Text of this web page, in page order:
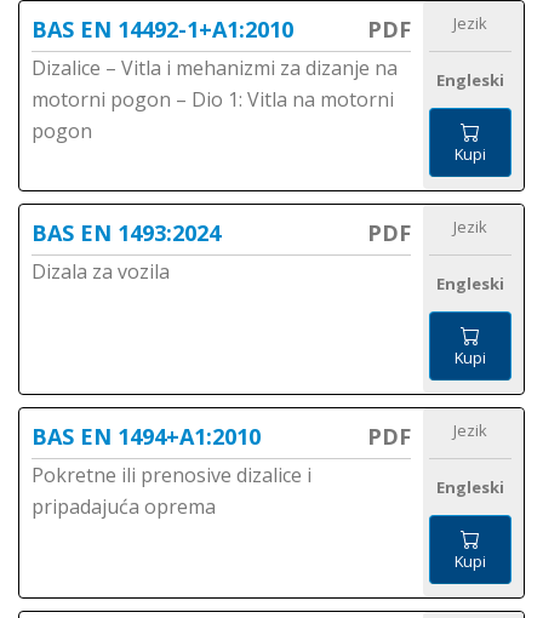
BAS EN 14492-1+A1:2010 PDF
Dizalice – Vitla i mehanizmi za dizanje na
motorni pogon – Dio 1: Vitla na motorni
pogon
Jezik
Engleski
Kupi
BAS EN 1493:2024 PDF
Dizala za vozila
Jezik
Engleski
Kupi
BAS EN 1494+A1:2010 PDF
Pokretne ili prenosive dizalice i
pripadajuća oprema
Jezik
Engleski
Kupi